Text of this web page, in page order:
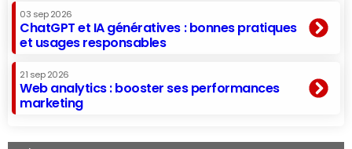
03 sep 2026
ChatGPT et IA génératives : bonnes pratiques
et usages responsables
21 sep 2026
Web analytics : booster ses performances
marketing